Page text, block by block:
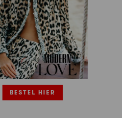
BESTEL HIER